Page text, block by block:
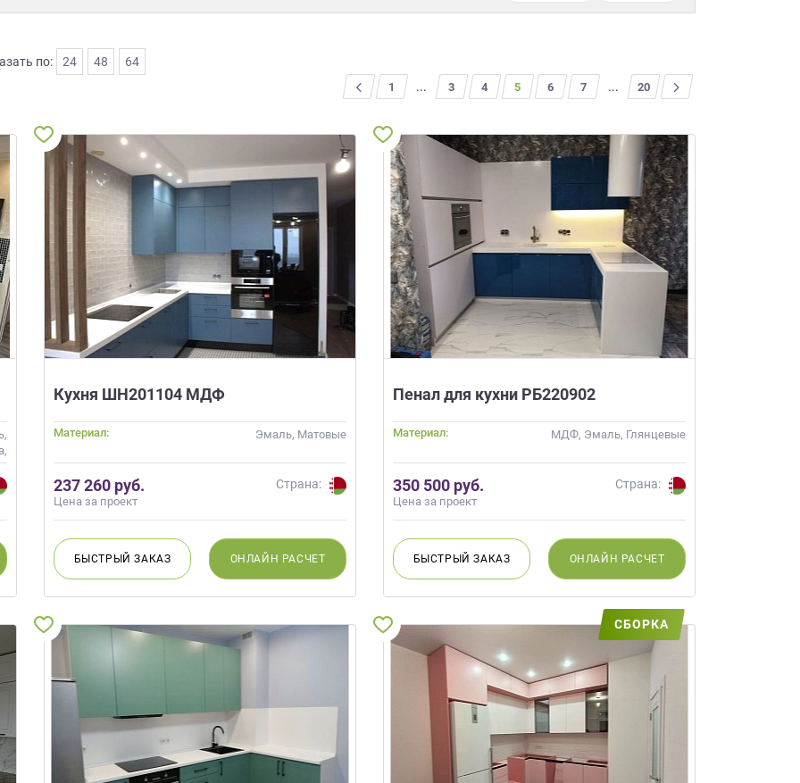
по: 24 48 64
1 ... 3 4 5 6 7 ... 20
>
Кухня ШН201104 МДФ
Материал: Эмаль, Матовые
237 260 руб.
Цена за проект
Страна:
БЫСТРЫЙЗАКАЗ ОНЛАЙН РАСЧЕТ
Пенал для кухни РБ220902
Материал: МДФ, Эмаль, Глянцевые
350 500 руб.
Цена за проект
Страна:
БЫСТРЫЙЗАКАЗ ОНЛАЙН РАСЧЕТ
СБОРКА